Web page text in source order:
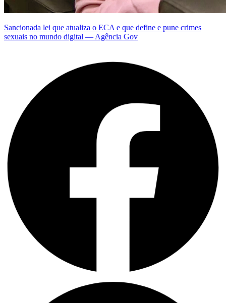
Sancionada lei que atualiza o ECA e que define e pune crimes
sexuais no mundo digital — Agência Gov